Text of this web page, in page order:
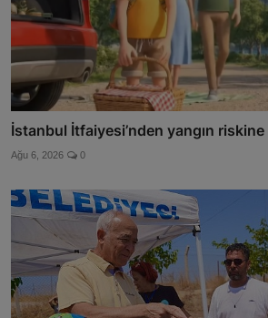
İstanbul İtfaiyesi’nden yangın riskine
Ağu 6, 2026 0